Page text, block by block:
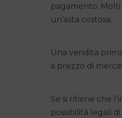
pagamento.
un’asta costosa.
Una vendita
a prezzo di
Se si ritiene che
possibilità legali